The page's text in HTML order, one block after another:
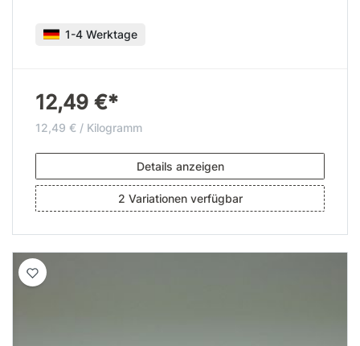
1-4 Werktage
12,49 €*
12,49 € / Kilogramm
Details anzeigen
2 Variationen verfügbar